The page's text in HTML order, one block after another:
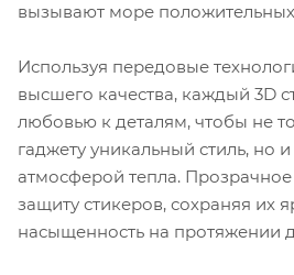
вызывают море
Используя передовые
высшего качества, каждый 3D
любовью к деталям, чтобы не
гаджету уникальный стиль, но
атмосферой тепла.
защиту стикеров, сохраняя их
насыщенность на протяжении